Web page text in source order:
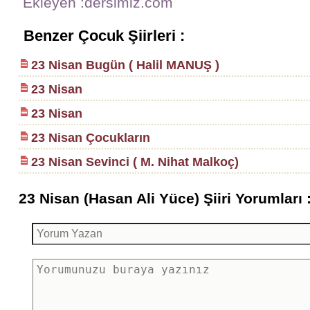
Benzer Çocuk Şiirleri :
23 Nisan Bugün ( Halil MANUŞ )
23 Nisan
23 Nisan
23 Nisan Çocukların
23 Nisan Sevinci ( M. Nihat Malkoç)
23 Nisan (Hasan Ali Yüce) Şiiri Yorumları